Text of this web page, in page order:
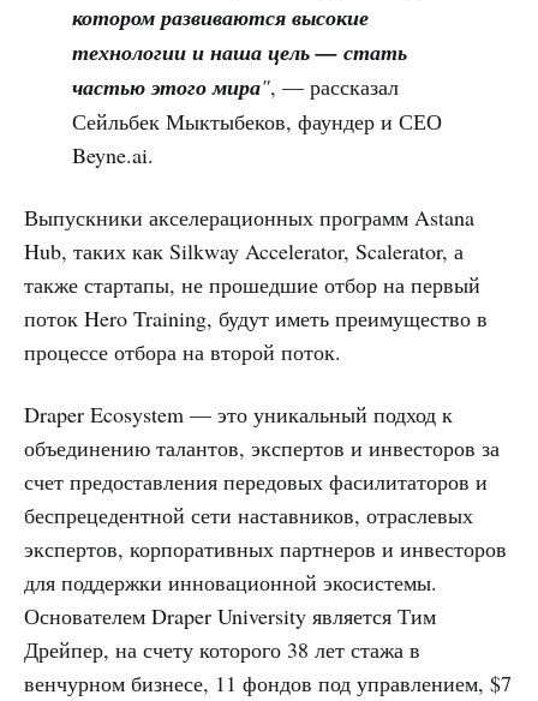
котором развиваются высокие
технологии и наша цель — стать
частью этого мира", — рассказал
Сейльбек Мыктыбеков, фаундер и СЕО
Beyne.ai.
Выпускники акселерационных программ Astana
Hub, таких как Silkway Accelerator, Scalerator, а
также стартапы, не прошедшие отбор на первый
поток Hero Training, будут иметь преимущество в
процессе отбора на второй поток.
Draper Ecosystem — это уникальный подход к
объединению талантов, экспертов и инвесторов за
счет предоставления передовых фасилитаторов и
беспрецедентной сети наставников, отраслевых
экспертов, корпоративных партнеров и инвесторов
для поддержки инновационной экосистемы.
Основателем Draper University является Тим
Дрейпер, на счету которого 38 лет стажа в
венчурном бизнесе, 11 фондов под управлением, $7